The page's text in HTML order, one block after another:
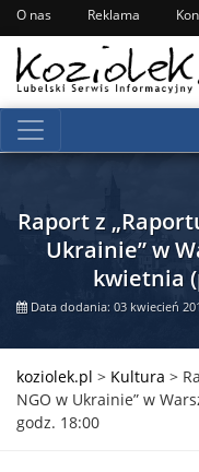
O nas Reklama
Raport z
Ukrainie” w
kwietnia
Data dodania: 03 kwiecień
koziolek.pl > Kultura >
NGO w Ukrainie” w
godz. 18:00